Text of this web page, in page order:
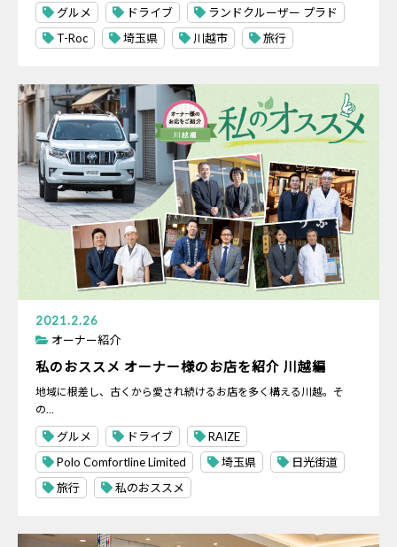
グルメ ドライブ
ランドクルーザー プラド
T-Roc
埼玉県 川越市 旅行
2021.2.26
オーナー紹介
私のおススメ オーナー様のお店を紹介 川越編
地域に根差し、古くから愛され続けるお店を多く構える川越。そ
の…
グルメ ドライブ
RAIZE
Polo Comfortline Limited
埼玉県
日光街道
旅行
私のおススメ